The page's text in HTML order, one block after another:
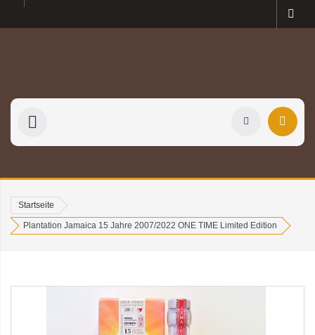
Startseite
Plantation Jamaica 15 Jahre 2007/2022 ONE TIME Limited Edition